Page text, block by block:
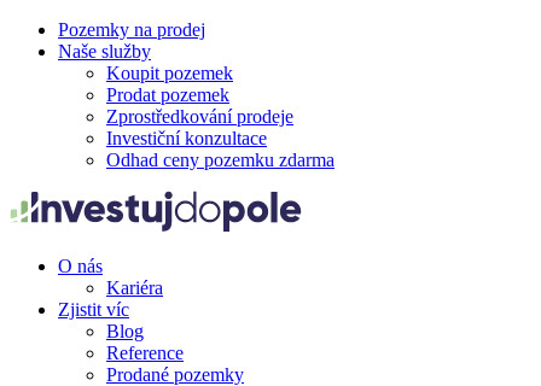
Pozemky na prodej
Naše služby
Koupit pozemek
Prodat pozemek
Zprostředkování prodeje
Investiční konzultace
Odhad ceny pozemku zdarma
O nás
Kariéra
Zjistit víc
Blog
Reference
Prodané pozemky